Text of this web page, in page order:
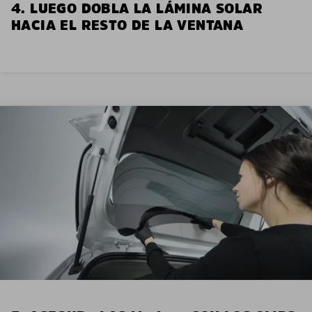
4. LUEGO DOBLA LA LÁMINA SOLAR
HACIA EL RESTO DE LA VENTANA